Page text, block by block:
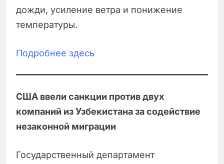
дожди, усиление ветра и понижение
температуры.
Подробнее здесь
США ввели санкции против двух
компаний из Узбекистана за содействие
незаконной миграции
Государственный департамент